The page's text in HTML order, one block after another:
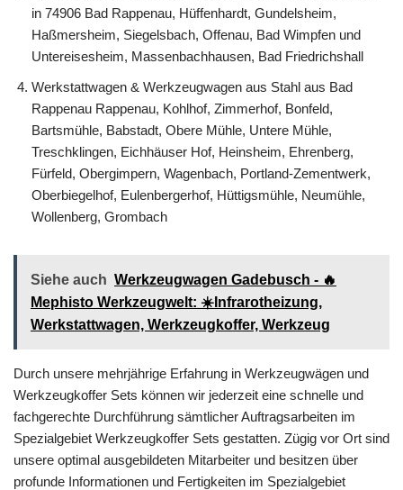
in 74906 Bad Rappenau, Hüffenhardt, Gundelsheim,
Haßmersheim, Siegelsbach, Offenau, Bad Wimpfen und
Untereisesheim, Massenbachhausen, Bad Friedrichshall
Werkstattwagen & Werkzeugwagen aus Stahl aus Bad
Rappenau Rappenau, Kohlhof, Zimmerhof, Bonfeld,
Bartsmühle, Babstadt, Obere Mühle, Untere Mühle,
Treschklingen, Eichhäuser Hof, Heinsheim, Ehrenberg,
Fürfeld, Obergimpern, Wagenbach, Portland-Zementwerk,
Oberbiegelhof, Eulenbergerhof, Hüttigsmühle, Neumühle,
Wollenberg, Grombach
Siehe auch Werkzeugwagen Gadebusch - 🔥
Mephisto Werkzeugwelt: ☀️Infrarotheizung,
Werkstattwagen, Werkzeugkoffer, Werkzeug
Durch unsere mehrjährige Erfahrung in Werkzeugwägen und
Werkzeugkoffer Sets können wir jederzeit eine schnelle und
fachgerechte Durchführung sämtlicher Auftragsarbeiten im
Spezialgebiet Werkzeugkoffer Sets gestatten. Zügig vor Ort sind
unsere optimal ausgebildeten Mitarbeiter und besitzen über
profunde Informationen und Fertigkeiten im Spezialgebiet